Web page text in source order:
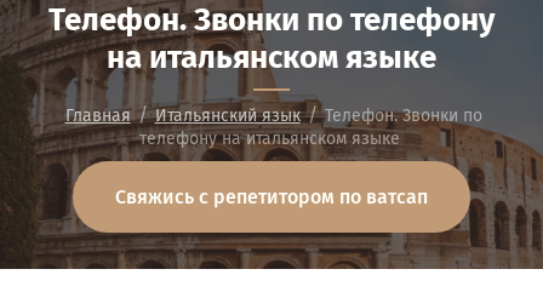
Телефон. Звонки по телефону
на итальянском языке
Главная / Итальянский язык / Телефон. Звонки по
телефону на итальянском языке
Свяжись с репетитором по ватсап